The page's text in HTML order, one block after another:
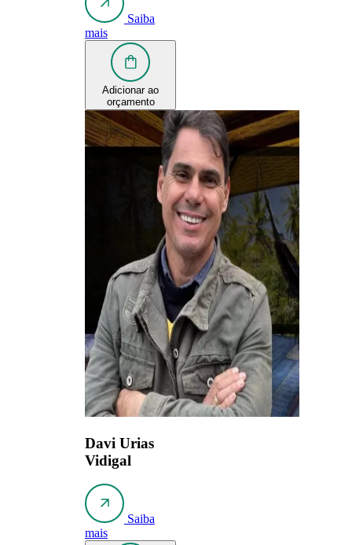
Saiba
mais
Adicionar ao
orçamento
Davi Urias
Vidigal
Saiba
mais